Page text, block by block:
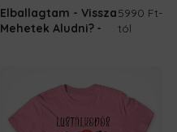
Elballagtam - Vissza
Mehetek Aludni?
5990 Ft-
tól